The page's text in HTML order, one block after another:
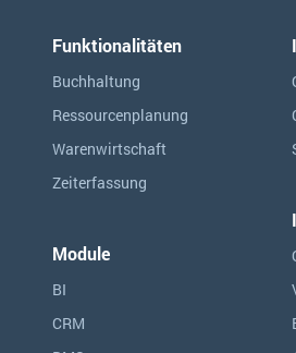
Funktionalitäten
Buchhaltung
Ressourcen­planung
Warenwirtschaft
Zeiterfassung
Module
BI
CRM